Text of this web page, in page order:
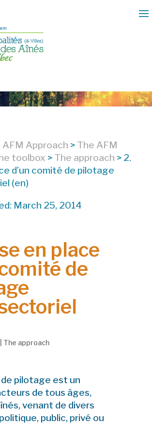
AFM Approach > The AFM
toolbox > The approach > 2.
d’un comité de pilotage
(en)
March 25, 2014
en place
de
The approach
pilotage est un
de tous âges,
venant de divers
public, privé ou